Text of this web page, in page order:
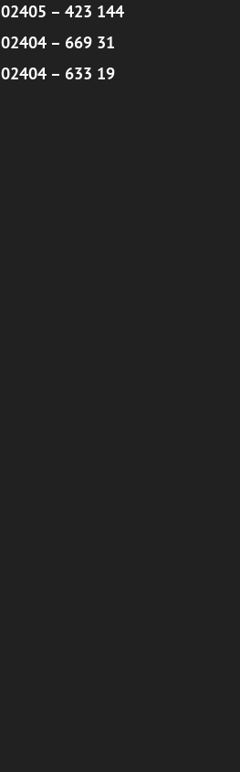
02405 – 423 144
02404 – 669 31
02404 – 633 19